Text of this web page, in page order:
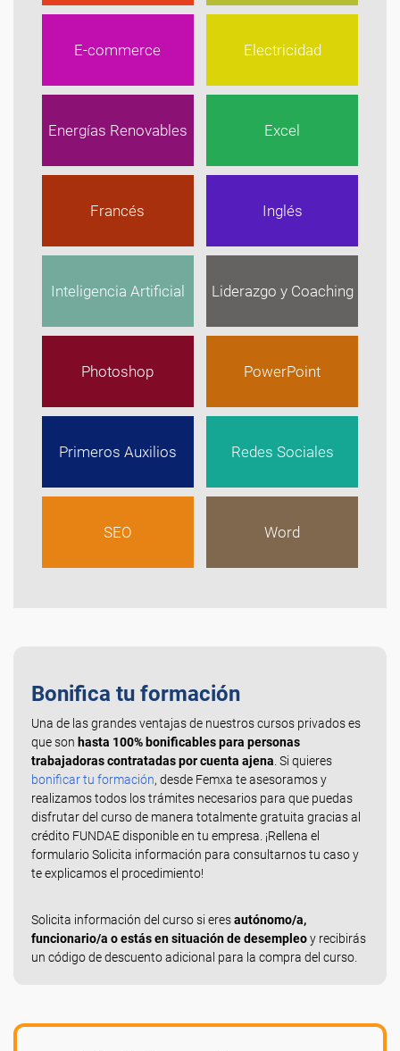
E-commerce Electricidad
Energías Renovables Excel
Francés Inglés
Inteligencia Artificial Liderazgo y Coaching
Photoshop PowerPoint
Primeros Auxilios Redes Sociales
SEO Word
Bonifica tu formación
Una de las grandes ventajas de nuestros cursos privados es
que son hasta 100% bonificables para personas
trabajadoras contratadas por cuenta ajena . Si quieres
bonificar tu formación, desde Femxa te asesoramos y
realizamos todos los trámites necesarios para que puedas
disfrutar del curso de manera totalmente gratuita gracias al
crédito FUNDAE disponible en tu empresa. ¡Rellena el
formulario Solicita información para consultarnos tu caso y
te explicamos el procedimiento!
Solicita información del curso si eresautónomo/a,
funcionario/a o estás en situación de desempleoy recibirás
un código de descuento adicional para la compra del curso.